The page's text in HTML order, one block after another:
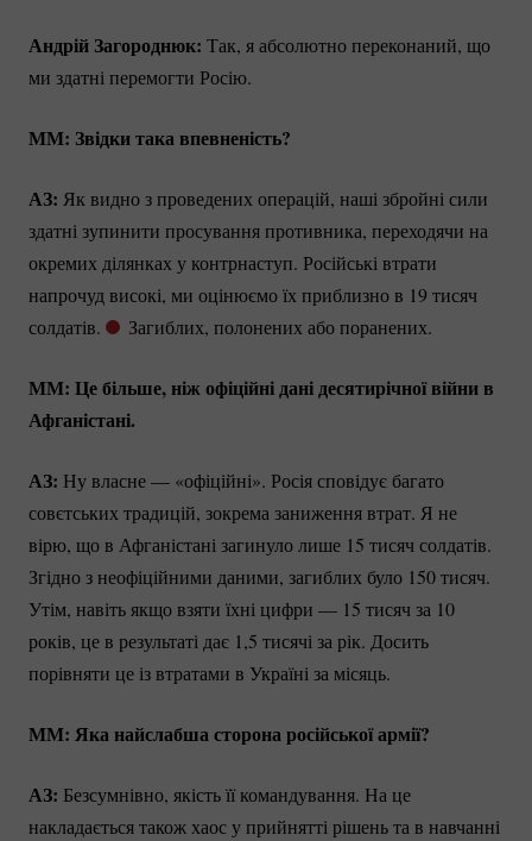
Андрій Загороднюк: Так, я абсолютно переконаний, що
ми здатні перемогти Росію.
ММ: Звідки така впевненість?
АЗ: Як видно з проведених операцій, наші збройні сили
здатні зупинити просування противника, переходячи на
окремих ділянках у контрнаступ. Російські втрати
напрочуд високі, ми оцінюємо їх приблизно в 19 тисяч
солдатів.
Загиблих, полонених або поранених.
ММ: Це більше, ніж офіційні дані десятирічної війни в
Афганістані.
АЗ: Ну власне — «офіційні». Росія сповідує багато
совєтських традицій, зокрема заниження втрат. Я не
вірю, що в Афганістані загинуло лише 15 тисяч солдатів.
Згідно з неофіційними даними, загиблих було 150 тисяч.
Утім, навіть якщо взяти їхні цифри — 15 тисяч за 10
років, це в результаті дає 1,5 тисячі за рік. Досить
порівняти це із втратами в Україні за місяць.
ММ: Яка найслабша сторона російської армії?
АЗ: Безсумнівно, якість її командування. На це
накладається також хаос у прийнятті рішень та в навчанні